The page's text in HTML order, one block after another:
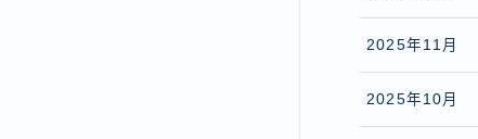
2025年11月
2025年10月